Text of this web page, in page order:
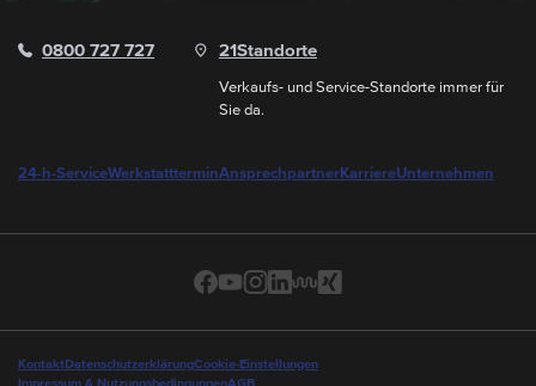
0800 727 727 21 Standorte
Verkaufs- und Service-Standorte immer für
Sie da.
24-h-ServiceWerkstattterminAnsprechpartnerKarriereUnternehmen
KontaktDatenschutzerklärungCookie-Einstellungen